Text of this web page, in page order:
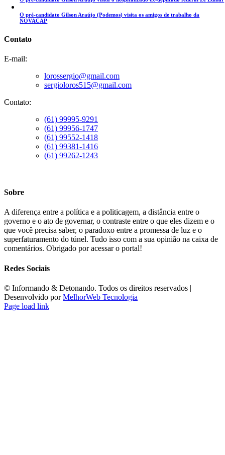
O pré-candidato Gilson Araújo (Podemos) visita os amigos de trabalho da
NOVACAP
Contato
E-mail:
lorossergio@gmail.com
sergioloros515@gmail.com
Contato:
(61) 99995-9291
(61) 99956-1747
(61) 99552-1418
(61) 99381-1416
(61) 99262-1243
Sobre
A diferença entre a política e a politicagem, a distância entre o
governo e o ato de governar, o contraste entre o que eles dizem e o
que você precisa saber, o paradoxo entre a promessa de luz e o
superfaturamento do túnel. Tudo isso com a sua opinião na caixa de
comentários. Obrigado por acessar o portal!
Redes Sociais
©️ Informando & Detonando. Todos os direitos reservados |
Desenvolvido porMelhorWeb Tecnologia
Page load link